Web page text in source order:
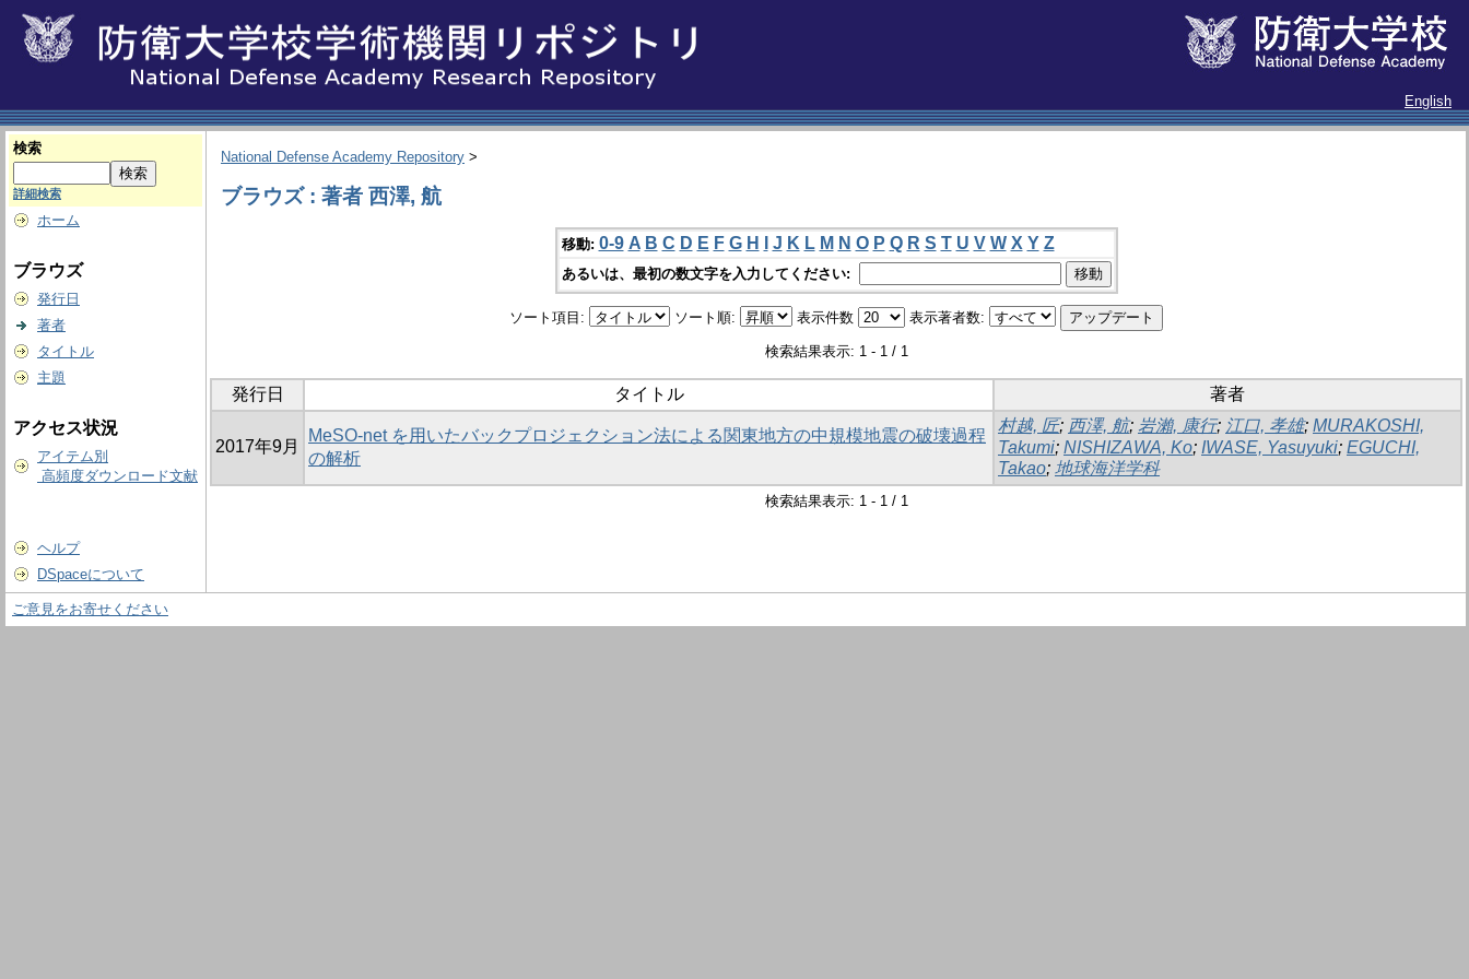
English
検索
詳細検索
ホーム
ブラウズ
発行日
著者
タイトル
主題
アクセス状況
アイテム別
高頻度ダウンロード文献
ヘルプ
DSpaceについて
National Defense Academy Repository >
ブラウズ : 著者 西澤, 航
移動: 0-9 A B C D E F G H J K L M N O P Q R S T U V W X Y Z
あるいは、最初の数文字を入力してください:
ソート項目: ソート順: 表示件数 表示著者数:
検索結果表示: 1 - 1 / 1
発行日 タイトル 著者
2017年9月
MeSO-net を用いたバックプロジェクション法による関東地方の中規模地震の破壊過程
の解析
村越, 匠; 西澤, 航; 岩瀨, 康行; 江口, 孝雄; MURAKOSHI,
Takumi; NISHIZAWA, Ko; IWASE, Yasuyuki; EGUCHI,
Takao; 地球海洋学科
検索結果表示: 1 - 1 / 1
ご意見をお寄せください